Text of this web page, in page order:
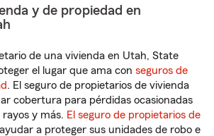
y de propiedad en
de una vivienda en Utah, State
el lugar que ama con seguros de
. El seguro de propietarios de vivienda
cobertura para pérdidas ocasionadas
y más. El seguro de propietarios de
a proteger sus unidades de robo e